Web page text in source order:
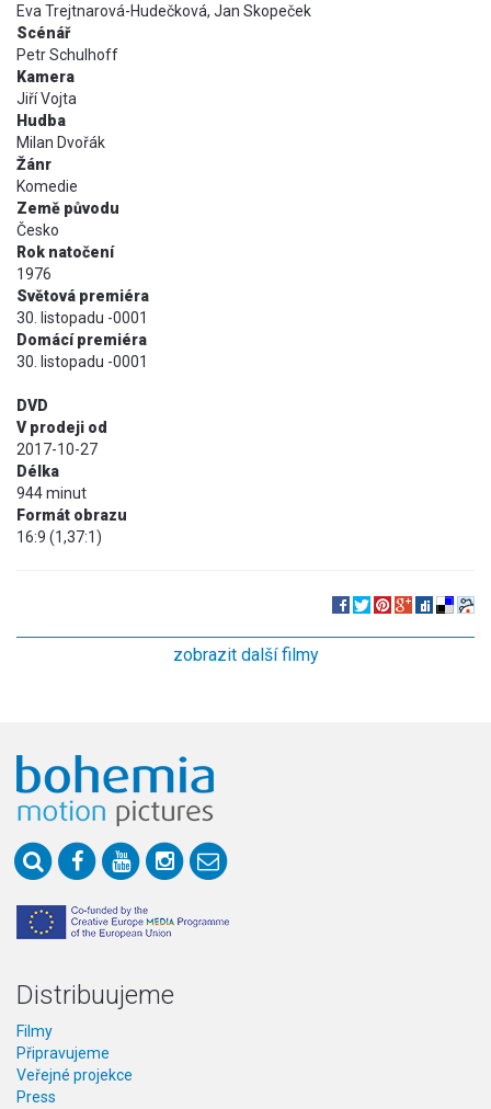
Eva Trejtnarová-Hudečková, Jan Skopeček
Scénář
Petr Schulhoff
Kamera
Jiří Vojta
Hudba
Milan Dvořák
Žánr
Komedie
Země původu
Česko
Rok natočení
1976
Světová premiéra
30. listopadu -0001
Domácí premiéra
30. listopadu -0001
DVD
V prodeji od
2017-10-27
Délka
944 minut
Formát obrazu
16:9 (1,37:1)
zobrazit další filmy
Distribuujeme
Filmy
Připravujeme
Veřejné projekce
Press